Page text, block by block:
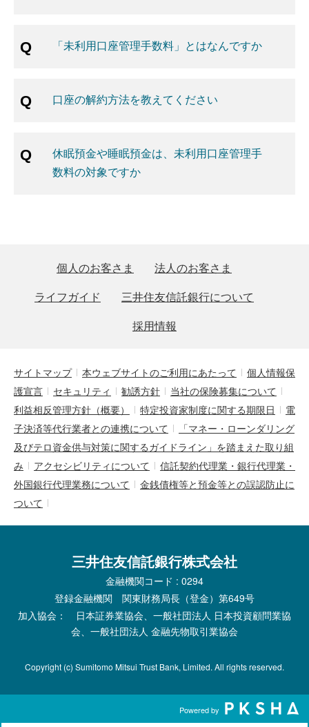
「未利用口座管理手数料」とはなんですか
口座の解約方法を教えてください
休眠預金や睡眠預金は、未利用口座管理手
数料の対象ですか
個人のお客さま
法人のお客さま
ライフガイド
三井住友信託銀行について
採用情報
サイトマップ 本ウェブサイトのご利用にあたって
個人情報保
護宣言
セキュリティ 勧誘方針
当社の保険募集について
利益相反管理方針（概要）
特定投資家制度に関する期限日
電
子決済等代行業者との連携について
「マネー・ローンダリング
及びテロ資金供与対策に関するガイドライン」を踏まえた取り組
み
アクセシビリティについて
信託契約代理業・銀行代理業・
外国銀行代理業務について
金銭債権等と預金等との誤認防止に
ついて
三井住友信託銀行株式会社
金融機関コード : 0294
登録金融機関 関東財務局長（登金）第649号
加入協会： 日本証券業協会、一般社団法人 日本投資顧問業協
会、一般社団法人 金融先物取引業協会
Copyright (c) Sumitomo Mitsui Trust Bank, Limited. All rights reserved.
Powered by